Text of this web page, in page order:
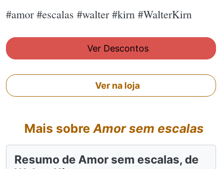
#amor #escalas #walter #kirn #WalterKirn
Ver Descontos
Ver na loja
Mais sobre Amor sem escalas
Resumo de Amor sem escalas, de